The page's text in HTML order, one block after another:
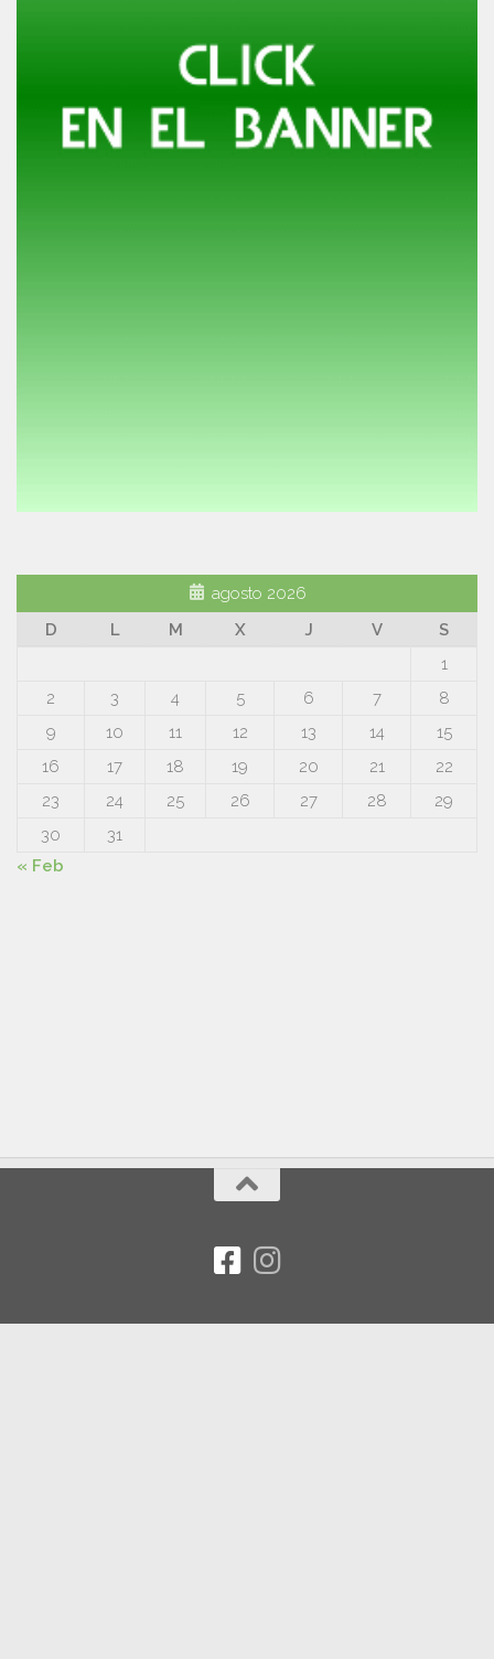
agosto 2026
D
L M X J V
S
1
2
3 4 5 6 7
8
9
10 11 12 13 14
15
16
17 18 19 20 21
22
23
24 25 26 27 28
29
30
31
« Feb